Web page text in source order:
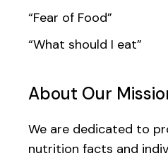
“Fear of Food”
“What should I eat”
About Our
We are dedicated to
nutrition facts and